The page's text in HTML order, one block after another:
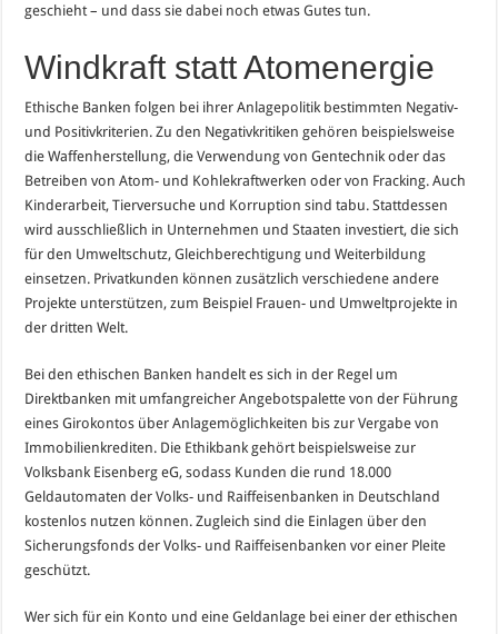
geschieht – und dass sie dabei noch etwas Gutes tun.
Windkraft statt Atomenergie
Ethische Banken folgen bei ihrer Anlagepolitik bestimmten Negativ-
und Positivkriterien. Zu den Negativkritiken gehören beispielsweise
die Waffenherstellung, die Verwendung von Gentechnik oder das
Betreiben von Atom- und Kohlekraftwerken oder von Fracking. Auch
Kinderarbeit, Tierversuche und Korruption sind tabu. Stattdessen
wird ausschließlich in Unternehmen und Staaten investiert, die sich
für den Umweltschutz, Gleichberechtigung und Weiterbildung
einsetzen. Privatkunden können zusätzlich verschiedene andere
Projekte unterstützen, zum Beispiel Frauen- und Umweltprojekte in
der dritten Welt.
Bei den ethischen Banken handelt es sich in der Regel um
Direktbanken mit umfangreicher Angebotspalette von der Führung
eines Girokontos über Anlagemöglichkeiten bis zur Vergabe von
Immobilienkrediten. Die Ethikbank gehört beispielsweise zur
Volksbank Eisenberg eG, sodass Kunden die rund 18.000
Geldautomaten der Volks- und Raiffeisenbanken in Deutschland
kostenlos nutzen können. Zugleich sind die Einlagen über den
Sicherungsfonds der Volks- und Raiffeisenbanken vor einer Pleite
geschützt.
Wer sich für ein Konto und eine Geldanlage bei einer der ethischen